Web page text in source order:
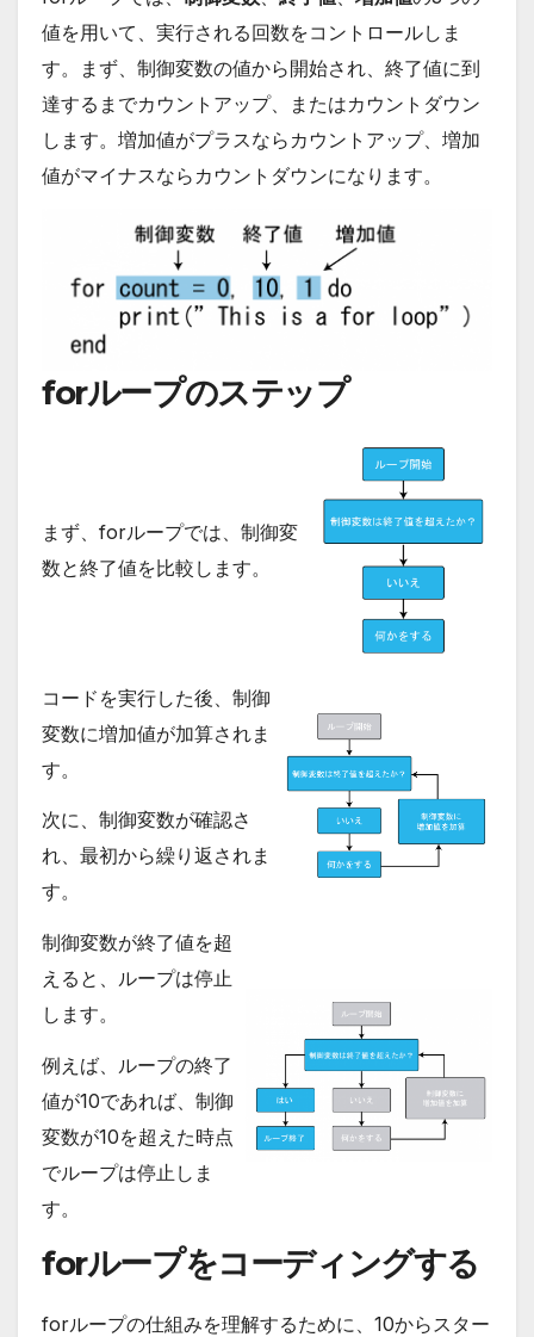
値を用いて、実行される回数をコントロールしま
す。まず、制御変数の値から開始され、終了値に到
達するまでカウントアップ、またはカウントダウン
します。増加値がプラスならカウントアップ、増加
値がマイナスならカウントダウンになります。
forループのステップ
まず、forループでは、制御変
数と終了値を比較します。
コードを実行した後、制御
変数に増加値が加算されま
す。
次に、制御変数が確認さ
れ、最初から繰り返されま
す。
制御変数が終了値を超
えると、ループは停止
します。
例えば、ループの終了
値が10であれば、制御
変数が10を超えた時点
でループは停止しま
す。
forループをコーディングする
forループの仕組みを理解するために、10からスター